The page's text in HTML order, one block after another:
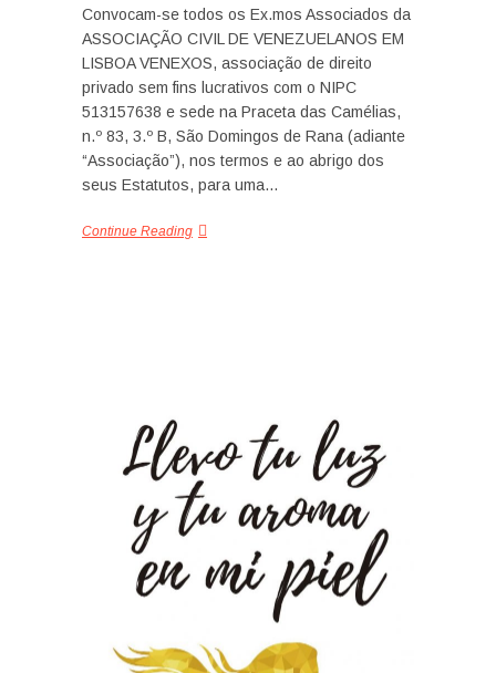
Convocam-se todos os Ex.mos Associados da
ASSOCIAÇÃO CIVIL DE VENEZUELANOS EM
LISBOA VENEXOS, associação de direito
privado sem fins lucrativos com o NIPC
513157638 e sede na Praceta das Camélias,
n.º 83, 3.º B, São Domingos de Rana (adiante
“Associação”), nos termos e ao abrigo dos
seus Estatutos, para uma…
Continue Reading